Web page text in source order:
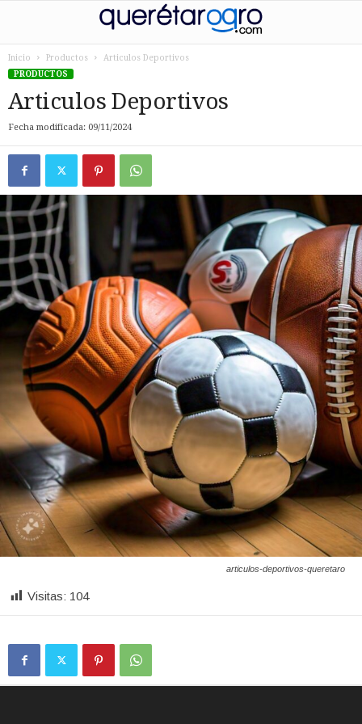
Inicio Productos
Articulos Deportivos
PRODUCTOS
Articulos Deportivos
Fecha modificada: 09/11/2024
articulos-deportivos-queretaro
Visitas: 104